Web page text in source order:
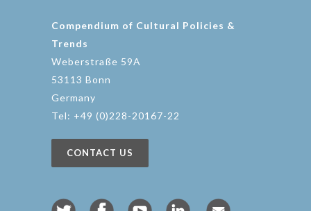
Compendium of Cultural Policies &
Trends
Weberstraße 59A
53113 Bonn
Germany
Tel: +49 (0)228-20167-22
CONTACT US